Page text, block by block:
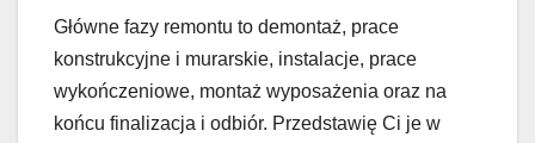
Główne fazy remontu to demontaż, prace
konstrukcyjne i murarskie, instalacje, prace
wykończeniowe, montaż wyposażenia oraz na
końcu finalizacja i odbiór. Przedstawię Ci je w